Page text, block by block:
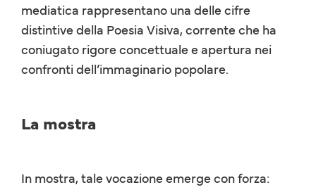
mediatica rappresentano una delle cifre
distintive della Poesia Visiva, corrente che ha
coniugato rigore concettuale e apertura nei
confronti dell’immaginario popolare.
La mostra
In mostra, tale vocazione emerge con forza: